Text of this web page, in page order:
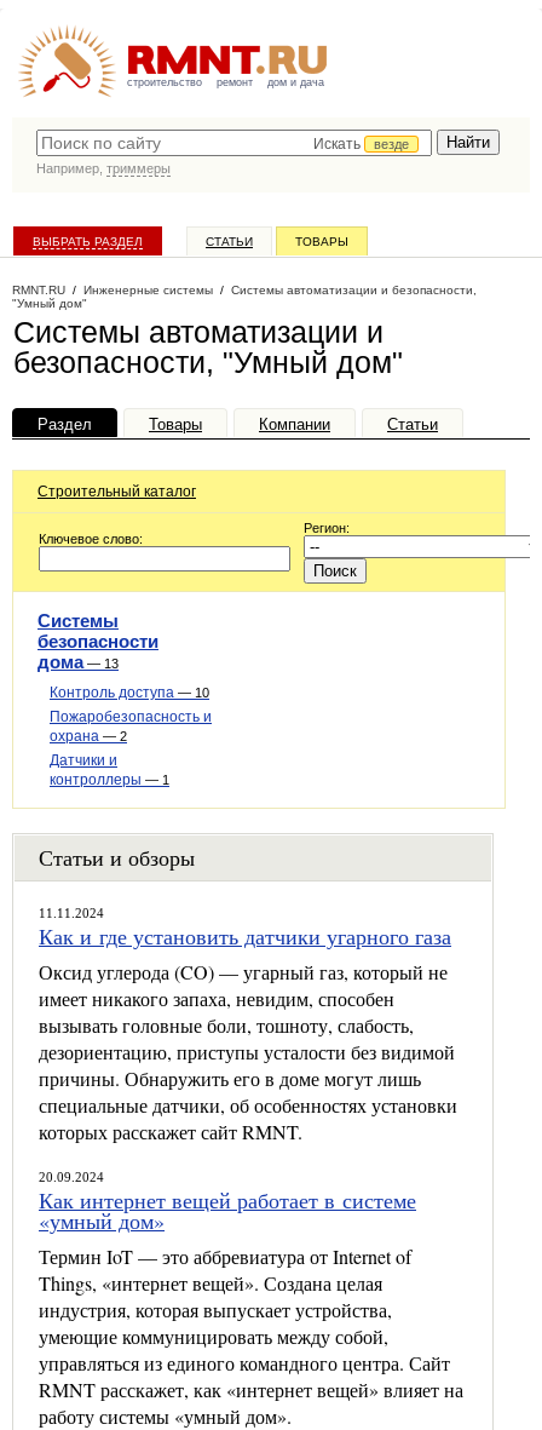
строительство ремонт дом и дача
Искать
везде
Например, триммеры
ВЫБРАТЬ РАЗДЕЛ СТАТЬИ ТОВАРЫ
RMNT.RU / Инженерные системы / Системы автоматизации и безопасности,
"Умный дом"
Системы автоматизации и
безопасности, "Умный дом"
Раздел Товары Компании Статьи
Строительный каталог
Ключевое слово:
Регион:
Системы
безопасности
дома— 13
Контроль доступа — 10
Пожаробезопасность и
охрана — 2
Датчики и
контроллеры — 1
Статьи и обзоры
11.11.2024
Как и где установить датчики угарного газа
Оксид углерода (CO) — угарный газ, который не
имеет никакого запаха, невидим, способен
вызывать головные боли, тошноту, слабость,
дезориентацию, приступы усталости без видимой
причины. Обнаружить его в доме могут лишь
специальные датчики, об особенностях установки
которых расскажет сайт RMNT.
20.09.2024
Как интернет вещей работает в системе
«умный дом»
Термин IoT — это аббревиатура от Internet of
Things, «интернет вещей». Создана целая
индустрия, которая выпускает устройства,
умеющие коммуницировать между собой,
управляться из единого командного центра. Сайт
RMNT расскажет, как «интернет вещей» влияет на
работу системы «умный дом».